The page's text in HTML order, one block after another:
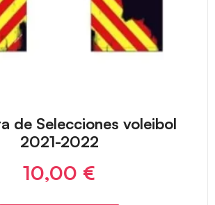
de Selecciones voleibol
2021-2022
10,00 €